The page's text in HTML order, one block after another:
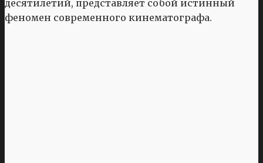
десятилетий, представляет собой истинный
феномен современного кинематографа.